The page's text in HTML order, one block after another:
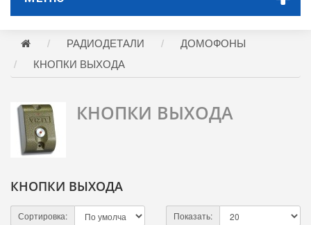
РАДИОДЕТАЛИ
ДОМОФОНЫ
КНОПКИ ВЫХОДА
КНОПКИ ВЫХОДА
КНОПКИ ВЫХОДА
Сортировка: Показать: